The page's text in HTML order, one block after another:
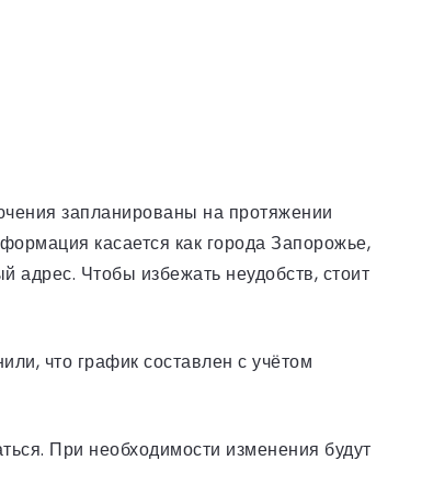
запланированы на протяжении
касается как города Запорожье,
адрес. Чтобы избежать неудобств, стоит
что график составлен с учётом
При необходимости изменения будут